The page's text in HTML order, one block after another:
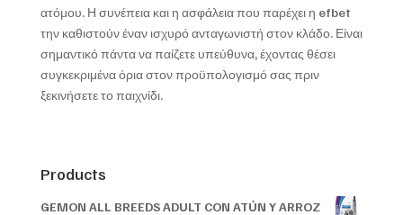
ατόμου. Η συνέπεια και η ασφάλεια που παρέχει η efbet
την καθιστούν έναν ισχυρό ανταγωνιστή στον κλάδο. Είναι
σημαντικό πάντα να παίζετε υπεύθυνα, έχοντας θέσει
συγκεκριμένα όρια στον προϋπολογισμό σας πριν
ξεκινήσετε το παιχνίδι.
Products
GEMON ALL BREEDS ADULT CON ATÚN Y ARROZ